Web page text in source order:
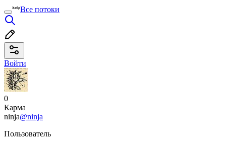
Все потоки
Войти
0
Карма
ninja@ninja
Пользователь